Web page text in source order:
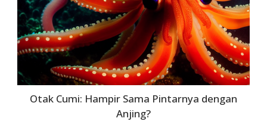
Otak Cumi: Hampir Sama Pintarnya dengan
Anjing?